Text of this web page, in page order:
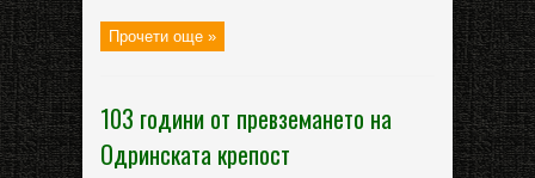
Прочети още »
103 години от превземането на
Одринската крепост